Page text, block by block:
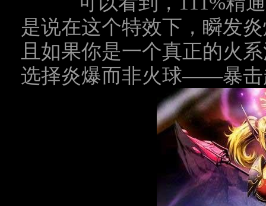
是说在这个特效下，瞬发
且如果你是一个真正的火
选择炎爆而非火球——暴击